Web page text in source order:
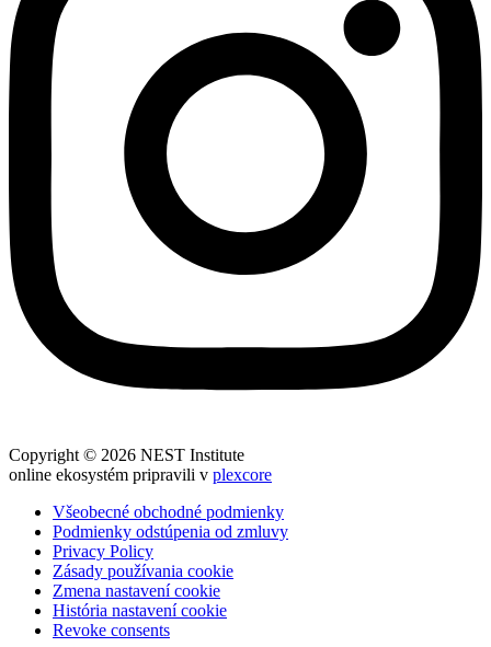
Copyright © 2026 NEST Institute
online ekosystém pripravili v plexcore
Všeobecné obchodné podmienky
Podmienky odstúpenia od zmluvy
Privacy Policy
Zásady používania cookie
Zmena nastavení cookie
História nastavení cookie
Revoke consents